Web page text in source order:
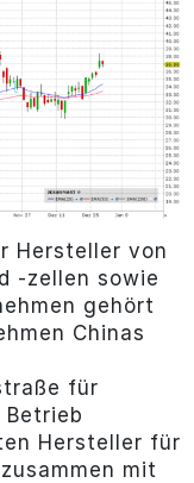
Hersteller von
-zellen sowie
gehört
Chinas
für
Hersteller für
mit